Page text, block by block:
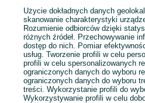
Użycie dokładnych danych
skanowanie charakterystyki
Rozumienie odbiorców dzięki
różnych źródeł. Przechowywanie
dostęp do nich. Pomiar
usług. Tworzenie profili w celu
profili w celu spersonalizowanych
ograniczonych danych do wyboru
ograniczonych danych do wyboru
treści. Wykorzystanie profili do
Wykorzystywanie profili w celu